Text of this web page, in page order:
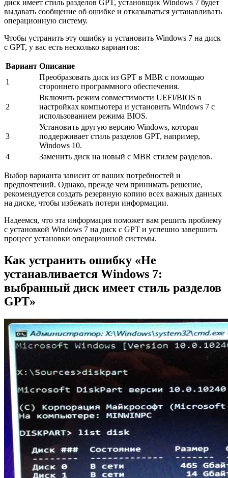
диск имеет стиль разделов GPT, установщик Windows 7 будет
выдавать сообщение об ошибке и отказываться устанавливать
операционную систему.
Чтобы устранить эту ошибку и установить Windows 7 на диск
с GPT, у вас есть несколько вариантов:
Вариант Описание
1
Преобразовать диск из GPT в MBR с помощью
стороннего программного обеспечения.
2
Включить режим совместимости UEFI/BIOS в
настройках компьютера и установить Windows 7 с
использованием режима BIOS.
3
Установить другую версию Windows, которая
поддерживает стиль разделов GPT, например,
Windows 10.
4
Заменить диск на новый с MBR стилем разделов.
Выбор варианта зависит от ваших потребностей и
предпочтений. Однако, прежде чем принимать решение,
рекомендуется создать резервную копию всех важных данных
на диске, чтобы избежать потери информации.
Надеемся, что эта информация поможет вам решить проблему
с установкой Windows 7 на диск с GPT и успешно завершить
процесс установки операционной системы.
Как устранить ошибку «Не
устанавливается Windows 7:
выбранный диск имеет стиль разделов
GPT»